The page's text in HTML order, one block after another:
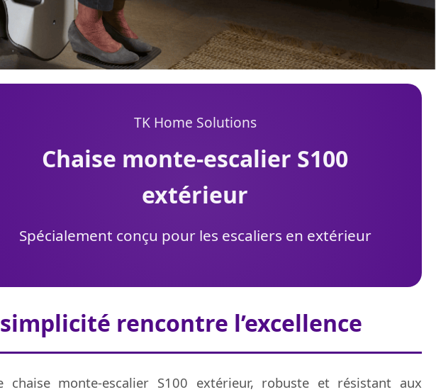
TK Home Solutions
chaise monte-escalier S100
extérieur
Spécialement conçu pour les escaliers en extérieur
rencontre l’excellence
chaise monte-escalier S100 extérieur, robuste et résistant aux